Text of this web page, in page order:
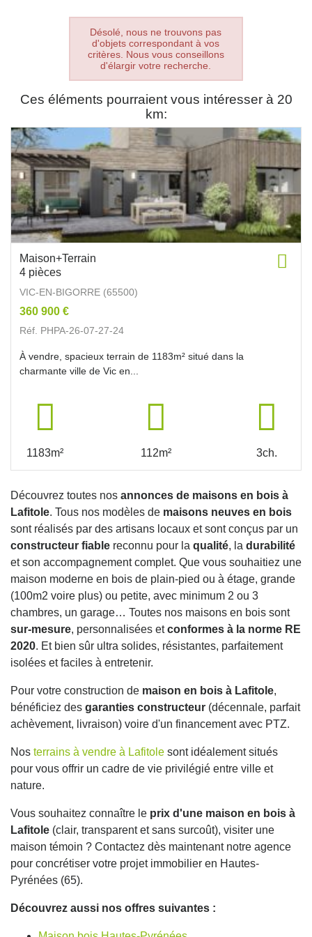
Désolé, nous ne trouvons pas
d'objets correspondant à vos
critères. Nous vous conseillons
d'élargir votre recherche.
Ces éléments pourraient vous intéresser à 20
km:
Maison+Terrain
4 pièces
VIC-EN-BIGORRE (65500)
360 900 €
Réf. PHPA-26-07-27-24
À vendre, spacieux terrain de 1183m² situé dans la
charmante ville de Vic en...
1183m² 112m² 3ch.
Découvrez toutes nos annonces de maisons en bois à
Lafitole. Tous nos modèles de maisons neuves en bois
sont réalisés par des artisans locaux et sont conçus par un
constructeur fiable reconnu pour la qualité, la durabilité
et son accompagnement complet. Que vous souhaitiez une
maison moderne en bois de plain-pied ou à étage, grande
(100m2 voire plus) ou petite, avec minimum 2 ou 3
chambres, un garage… Toutes nos maisons en bois sont
sur-mesure, personnalisées etconformes à la norme RE
2020. Et bien sûr ultra solides, résistantes, parfaitement
isolées et faciles à entretenir.
Pour votre construction de maison en bois à Lafitole,
bénéficiez des garanties constructeur (décennale, parfait
achèvement, livraison) voire d'un financement avec PTZ.
Nos terrains à vendre à Lafitole sont idéalement situés
pour vous offrir un cadre de vie privilégié entre ville et
nature.
Vous souhaitez connaître le prix d'une maison en bois à
Lafitole (clair, transparent et sans surcoût), visiter une
maison témoin ? Contactez dès maintenant notre agence
pour concrétiser votre projet immobilier en Hautes-
Pyrénées (65).
Découvrez aussi nos offres suivantes :